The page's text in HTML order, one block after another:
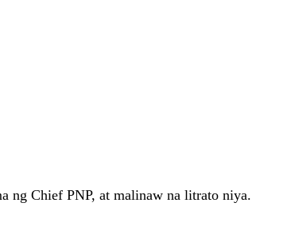
ng Chief PNP, at malinaw na litrato niya.